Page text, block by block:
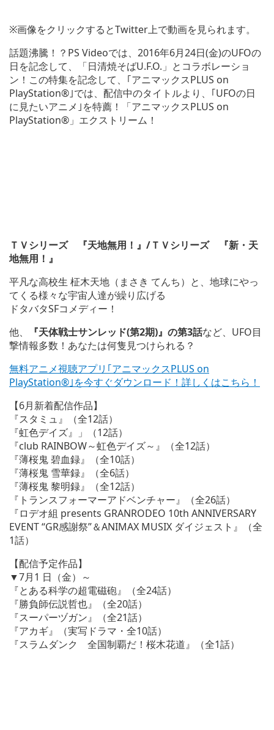
※画像をクリックするとTwitter上で動画を見られます。
話題沸騰！？PS Videoでは、2016年6月24日(金)のUFOの
日を記念して、「日清焼そばU.F.O.」とコラボレーショ
ン！この特集を記念して、 ｢アニマックスPLUS on
PlayStation®｣では、配信中のタイトルより、｢UFOの日
に見たいアニメ｣を特薦！
「アニマックスPLUS on
PlayStation®」エクストリーム！
ＴＶシリーズ 『天地無用！』/ＴＶシリーズ 『新・天
地無用！』
平凡な高校生 柾木天地 （まさき てんち） と、 地球にやっ
てくる様々な宇宙人達が繰り広げる
ドタバタSFコメディー！
他、
『天体戦士サンレッド(第2期)』の第3話など、UFO目
撃情報多数！あなたは何隻見つけられる？
無料アニメ視聴アプリ｢アニマックスPLUS on
PlayStation®｣を今すぐダウンロード！詳しくはこちら！
【6月新着配信作品】
『スタミュ』（全12話）
『虹色デイズ』」（12話）
『club RAINBOW～虹色デイズ～』（全12話）
『薄桜鬼 碧血録』（全10話）
『薄桜鬼 雪華録』（全6話）
『薄桜鬼 黎明録』（全12話）
『トランスフォーマーアドベンチャー』（全26話）
『ロデオ組 presents GRANRODEO 10th ANNIVERSARY
EVENT “GR感謝祭”＆ANIMAX MUSIX ダイジェスト』（全
1話）
【配信予定作品】
▼7月1 日（金）～
『とある科学の超電磁砲』（全24話）
『勝負師伝説哲也』（全20話）
『スーパーヅガン』（全21話）
『アカギ』（実写ドラマ・全10話）
『スラムダンク 全国制覇だ！桜木花道』（全1話）